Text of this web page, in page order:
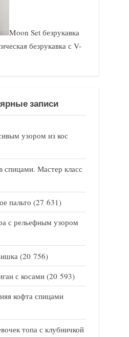
Moon Set безрукавка
безрукавка с V-
записи
узором из кос
спицами. Мастер класс
пальто (27 631)
с рельефным узором
(20 756)
с косами (20 593)
кофта спицами
топа с клубничкой